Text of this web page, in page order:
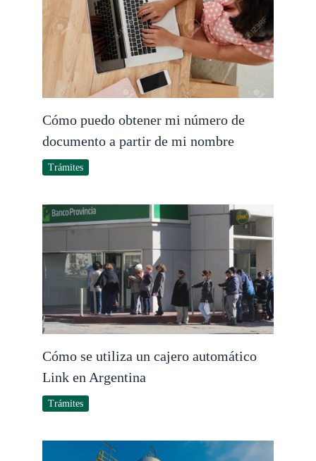
Cómo puedo obtener mi número de
documento a partir de mi nombre
Trámites
Cómo se utiliza un cajero automático
Link en Argentina
Trámites